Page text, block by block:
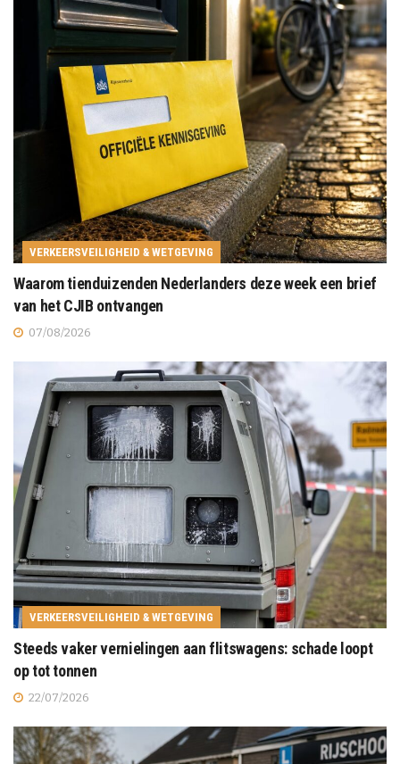
VERKEERSVEILIGHEID & WETGEVING
Waarom tienduizenden Nederlanders deze week een brief
van het CJIB ontvangen
07/08/2026
VERKEERSVEILIGHEID & WETGEVING
Steeds vaker vernielingen aan flitswagens: schade loopt
op tot tonnen
22/07/2026